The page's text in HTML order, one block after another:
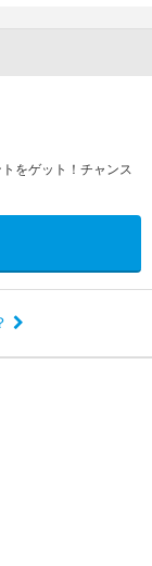
をゲット！チャンス